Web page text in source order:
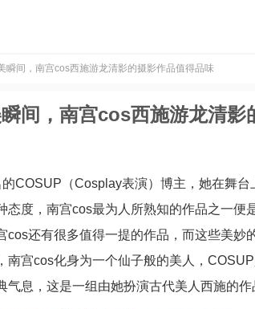
瞬间，南宫cos西施游龙清影的摄影作品值得品味
间，南宫cos西施游龙清影
COSUP（Cosplay表演）博主，她在舞台
态度，南宫cos最为人所熟知的作品之一便
cos还有很多值得一提的作品，而这些美妙
南宫cos化身为一个仙子般的美人，
气息，这是一组由她扮演古代美人西施的作